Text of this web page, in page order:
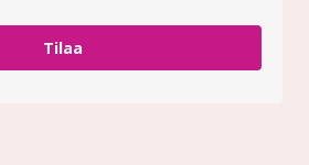
Tilaa